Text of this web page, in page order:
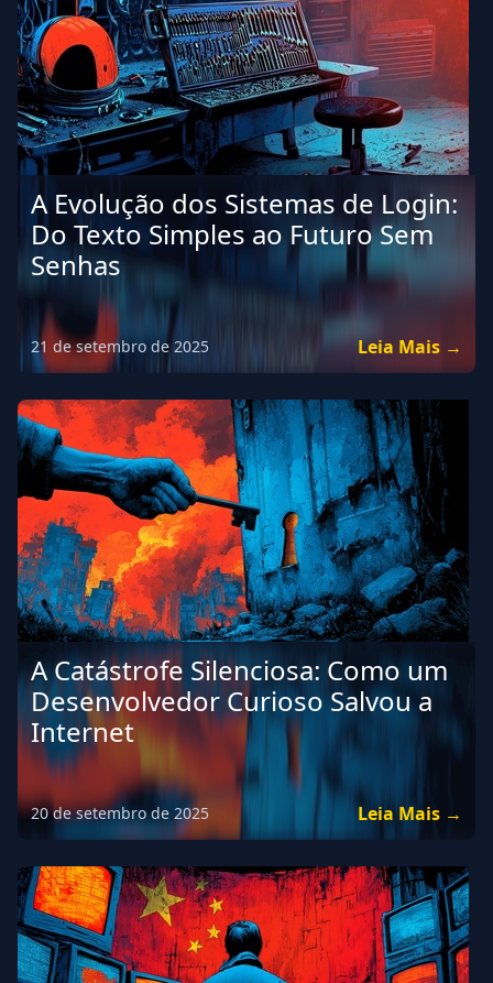
A Evolução dos Sistemas de Login:
Do Texto Simples ao Futuro Sem
Senhas
21 de setembro de 2025 Leia Mais →
A Catástrofe Silenciosa: Como um
Desenvolvedor Curioso Salvou a
Internet
20 de setembro de 2025 Leia Mais →